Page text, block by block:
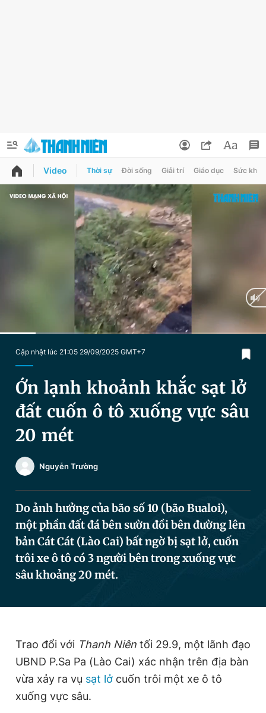
QUẢNG CÁO
Chuyên mục khác
Chào ngày mới Tin 24h
Video Magazine
Sản phẩm khác
Đọc Thanh Niên trên điện thoại
Theo dõi báo trên
Hotline
0906 645 777
Liên hệ quảng cáo
Thông tin tài khoản
Đổi mật khẩu
Tin đã xem
Đăng xuất
Video Thời sự Đời sống Giải trí Giáo dục Sức khỏe
Cập nhật lúc 21:05 29/09/2025 GMT+7
Ớn lạnh khoảnh khắc sạt lở
đất cuốn ô tô xuống vực sâu
20 mét
Nguyễn Trường
Do ảnh hưởng của bão số 10 (bão Bualoi),
một phần đất đá bên sườn đồi bên đường lên
bản Cát Cát (Lào Cai) bất ngờ bị sạt lở, cuốn
trôi xe ô tô có 3 người bên trong xuống vực
sâu khoảng 20 mét.
Trao đổi với Thanh Niên tối 29.9, một lãnh đạo
UBND P.Sa Pa (Lào Cai) xác nhận trên địa bàn
vừa xảy ra vụ sạt lở cuốn trôi một xe ô tô
xuống vực sâu.